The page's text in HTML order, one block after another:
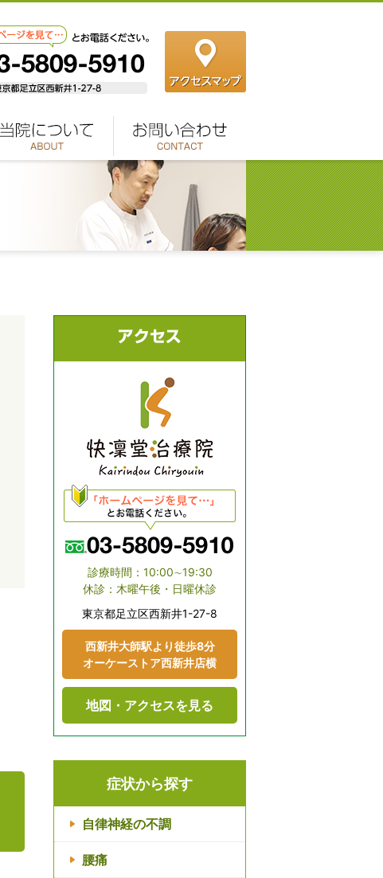
診療時間：10:00∼19:30
休診：木曜午後・日曜休診
東京都⾜⽴区⻄新井1-27-8
⻄新井大師駅より徒歩8分
オーケーストア⻄新井店横
地図・アクセスを見る
症状から探す
自律神経の不調
腰痛